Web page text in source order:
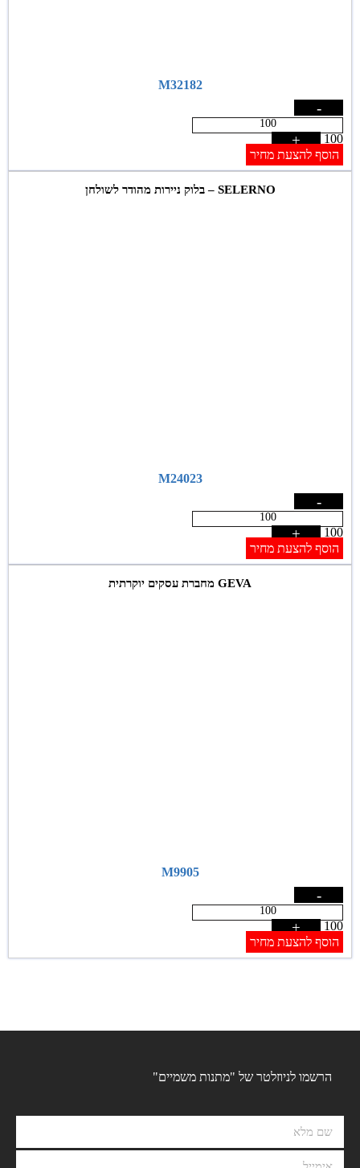
M32182
-
100
+
הוסף להצעת מחיר
SELERNO – בלוק ניירות מהודר לשולחן
M24023
-
100
+
הוסף להצעת מחיר
GEVA מחברת עסקים יוקרתית
M9905
-
100
+
הוסף להצעת מחיר
הרשמו לניוזלטר של "מתנות משמיים"